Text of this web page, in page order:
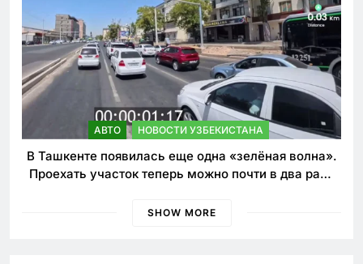
АВТО НОВОСТИ УЗБЕКИСТАНА
В Ташкенте появилась еще одна «зелёная волна».
Проехать участок теперь можно почти в два раза
SHOW MORE